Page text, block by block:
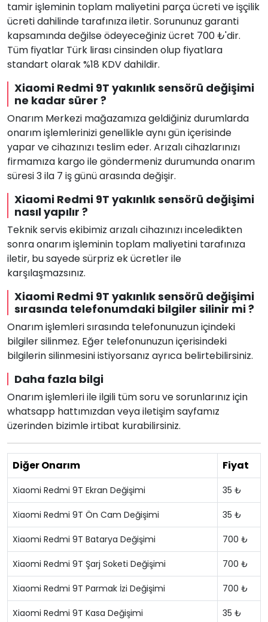
tamir işleminin toplam maliyetini parça ücreti ve işçilik
ücreti dahilinde tarafınıza iletir. Sorununuz garanti
kapsamında değilse ödeyeceğiniz ücret 700 ₺'dir.
Tüm fiyatlar Türk lirası cinsinden olup fiyatlara
standart olarak %18 KDV dahildir.
Xiaomi Redmi 9T yakınlık sensörü değişimi
ne kadar sürer ?
Onarım Merkezi mağazamıza geldiğiniz durumlarda
onarım işlemlerinizi genellikle aynı gün içerisinde
yapar ve cihazınızı teslim eder. Arızalı cihazlarınızı
firmamıza kargo ile göndermeniz durumunda onarım
süresi 3 ila 7 iş günü arasında değişir.
Xiaomi Redmi 9T yakınlık sensörü değişimi
nasıl yapılır ?
Teknik servis ekibimiz arızalı cihazınızı inceledikten
sonra onarım işleminin toplam maliyetini tarafınıza
iletir, bu sayede sürpriz ek ücretler ile
karşılaşmazsınız.
Xiaomi Redmi 9T yakınlık sensörü değişimi
sırasında telefonumdaki bilgiler silinir mi ?
Onarım işlemleri sırasında telefonunuzun içindeki
bilgiler silinmez. Eğer telefonunuzun içerisindeki
bilgilerin silinmesini istiyorsanız ayrıca belirtebilirsiniz.
Daha fazla bilgi
Onarım işlemleri ile ilgili tüm soru ve sorunlarınız için
whatsapp hattımızdan veya iletişim sayfamız
üzerinden bizimle irtibat kurabilirsiniz.
Diğer Onarım Fiyat
Xiaomi Redmi 9T Ekran Değişimi 35 ₺
Xiaomi Redmi 9T Ön Cam Değişimi 35 ₺
Xiaomi Redmi 9T Batarya Değişimi 700 ₺
Xiaomi Redmi 9T Şarj Soketi Değişimi 700 ₺
Xiaomi Redmi 9T Parmak İzi Değişimi 700 ₺
Xiaomi Redmi 9T Kasa Değişimi 35 ₺